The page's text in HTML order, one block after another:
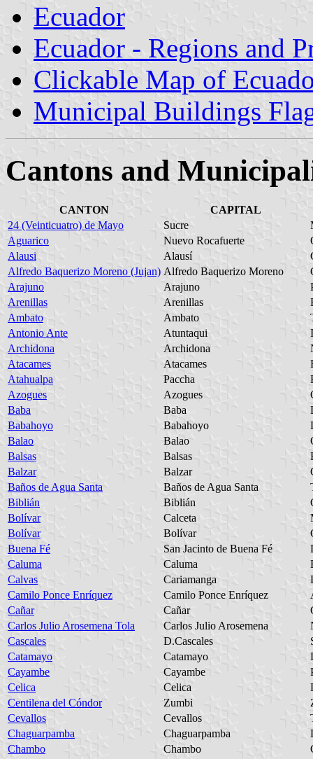
Ecuador
Ecuador - Regions and
Clickable Map of
Municipal Buildings
Cantons and
CANTON
CAPITAL
24 (Veinticuatro) de Mayo
Sucre
Aguarico
Nuevo Rocafuerte
Alausi
Alausí
Alfredo Baquerizo Moreno (Jujan) Alfredo Baquerizo Moreno
Arajuno
Arajuno
Arenillas
Arenillas
Ambato
Ambato
Antonio Ante
Atuntaqui
Archidona
Archidona
Atacames
Atacames
Atahualpa
Paccha
Azogues
Azogues
Baba
Baba
Babahoyo
Babahoyo
Balao
Balao
Balsas
Balsas
Balzar
Balzar
Baños de Agua Santa
Baños de Agua Santa
Biblián
Biblián
Bolívar
Calceta
Bolívar
Bolívar
Buena Fé
San Jacinto de Buena Fé
Caluma
Caluma
Calvas
Cariamanga
Camilo Ponce Enríquez
Camilo Ponce Enríquez
Cañar
Cañar
Carlos Julio Arosemena Tola
Carlos Julio Arosemena
Cascales
D.Cascales
Catamayo
Catamayo
Cayambe
Cayambe
Celica
Celica
Centilena del Cóndor
Zumbi
Cevallos
Cevallos
Chaguarpamba
Chaguarpamba
Chambo
Chambo